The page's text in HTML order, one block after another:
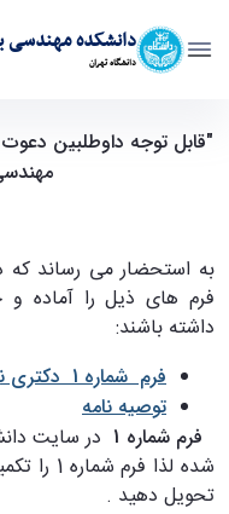
دانشکده مهندسی
دانشگاه تهران
"قابل توجه
به استحضار می رساند که
فرم های ذیل را آماده
داشته باشند:
فرم شماره 1 دکتری نیمه متمرکز دانشکده
توصیه نامه
فرم شماره 1
در سایت
شده
تحویل دهید .